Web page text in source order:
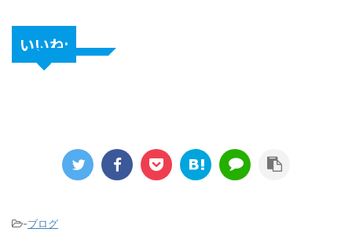
いいね:
-ブログ